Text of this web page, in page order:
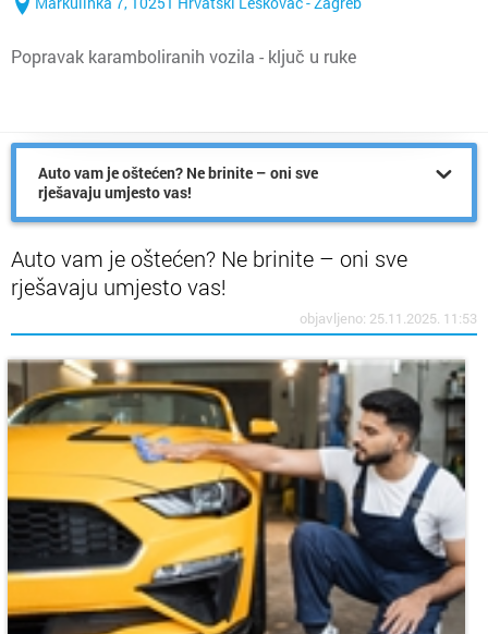
Popravak karamboliranih vozila - ključ u ruke
Auto vam je oštećen? Ne brinite – oni sve
rješavaju umjesto vas!
Auto vam je oštećen? Ne brinite – oni sve
rješavaju umjesto vas!
objavljeno: 25.11.2025. 11:53